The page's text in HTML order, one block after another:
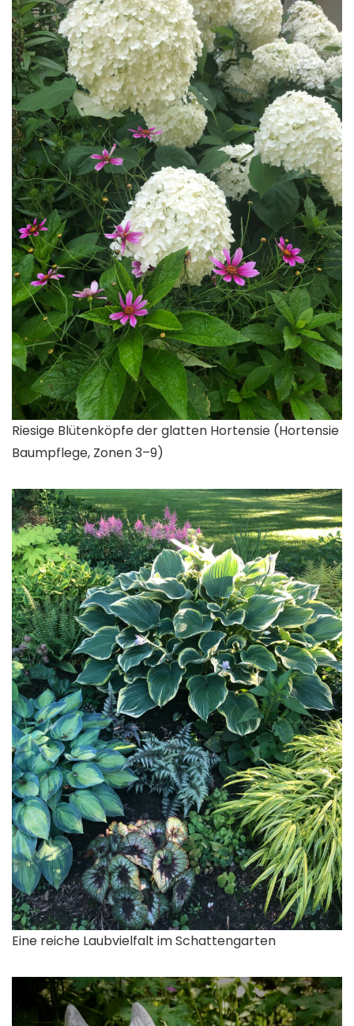
Riesige Blütenköpfe der glatten Hortensie (Hortensie
Baumpflege, Zonen 3–9)
Eine reiche Laubvielfalt im Schattengarten